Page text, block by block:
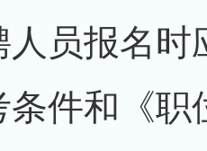
人员报名
条件和《